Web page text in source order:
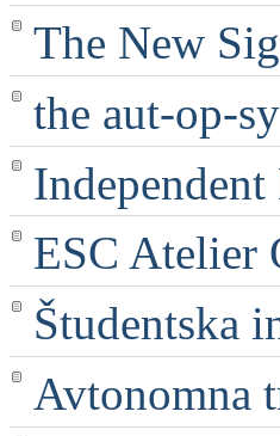
The New
the aut-op-
ESC Atelier
Študentska
Avtonomna